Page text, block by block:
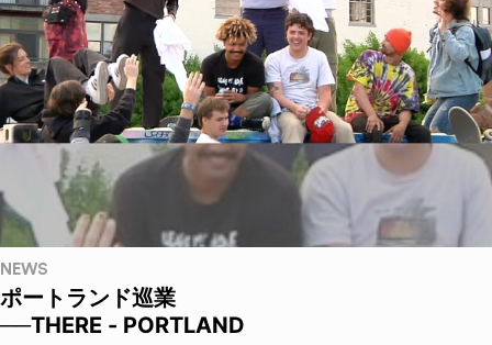
NEWS
ポートランド巡業
──THERE - PORTLAND